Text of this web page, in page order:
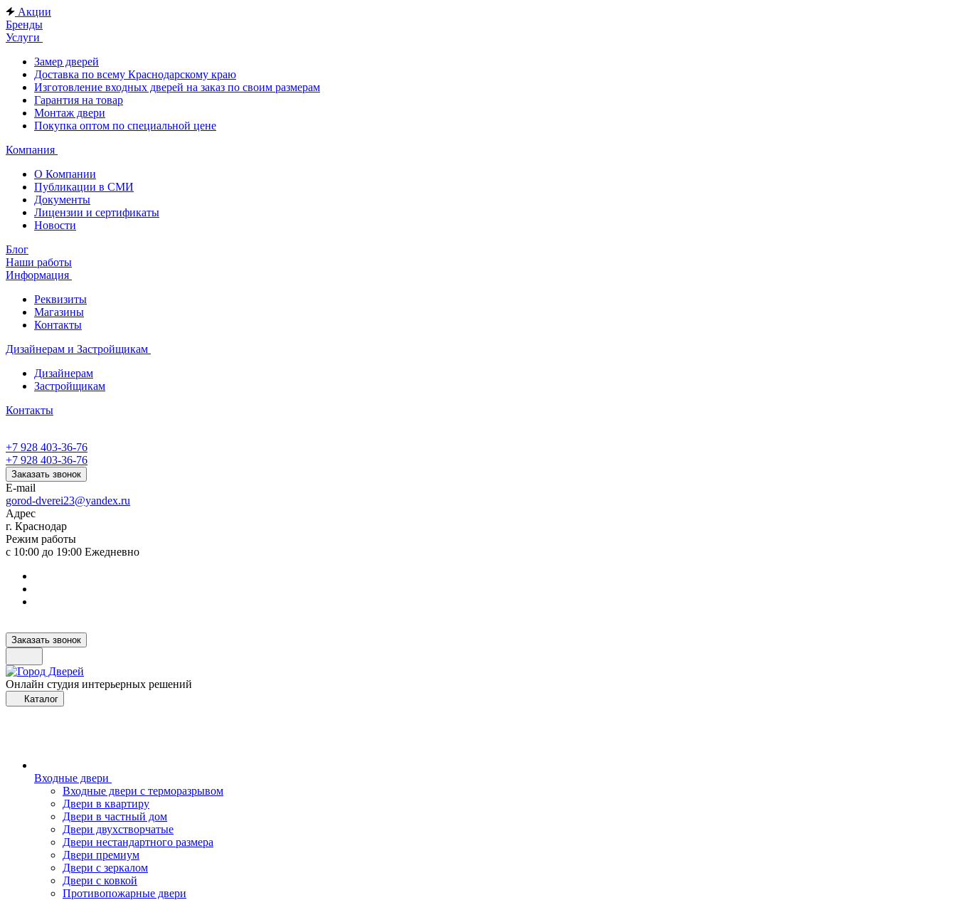
Акции
Бренды
Услуги
Замер дверей
Доставка по всему Краснодарскому краю
Изготовление входных дверей на заказ по своим размерам
Гарантия на товар
Монтаж двери
Покупка оптом по специальной цене
Компания
О Компании
Публикации в СМИ
Документы
Лицензии и сертификаты
Новости
Блог
Наши работы
Информация
Реквизиты
Магазины
Контакты
Дизайнерам и Застройщикам
Дизайнерам
Застройщикам
Контакты
+7 928 403-36-76
+7 928 403-36-76
Заказать звонок
E-mail
gorod-dverei23@yandex.ru
Адрес
г. Краснодар
Режим работы
с 10:00 до 19:00 Ежедневно
Заказать звонок
Онлайн студия интерьерных решений
Каталог
Входные двери
Входные двери с терморазрывом
Двери в квартиру
Двери в частный дом
Двери двухстворчатые
Двери нестандартного размера
Двери премиум
Двери с зеркалом
Двери с ковкой
Противопожарные двери